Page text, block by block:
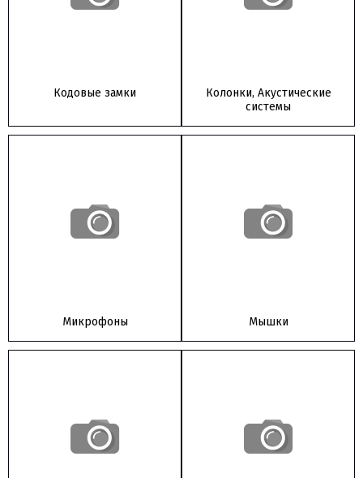
Кодовые замки
Колонки, Акустические
системы
Микрофоны Мышки